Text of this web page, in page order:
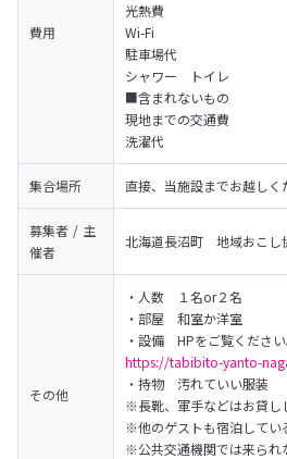
費用
光熱費
Wi-Fi
駐車場代
シャワー　トイレ
■含まれないもの
現地までの交通費
洗濯代
集合場所 直接、当施設までお越しく
募集者 / 主
催者
北海道長沼町　地域おこし
その他
・人数　１名or２名
・部屋　和室か洋室
https://tabibito-yanto-
・持物　汚れていい服装
※長靴、軍手などはお貸し
※他のゲストも宿泊してい
※公共交通機関では来られ